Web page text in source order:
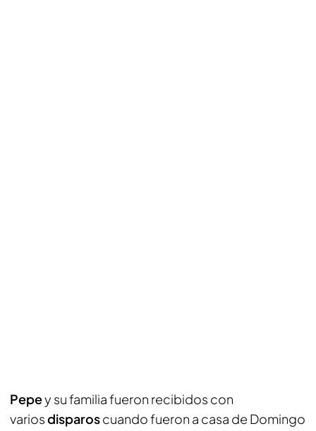
Pepey su familia fueron recibidos con
variosdisparoscuando fueron a casa de Domingo